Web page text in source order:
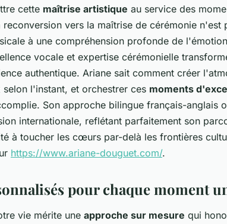
cette maîtrise artistique au service des
vers la maîtrise de cérémonie n'est
à une compréhension profonde de
vocale et expertise cérémonielle
authentique. Ariane sait comment créer
l'instant, et orchestrer ces moments
Son approche bilingue français-anglais
internationale, reflétant parfaitement son
à toucher les cœurs par-delà les frontières
https://www.ariane-douguet.com/.
pour chaque moment
vie mérite une approche sur mesure qui